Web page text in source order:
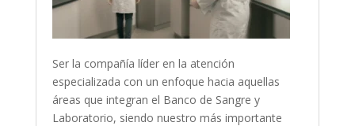
Ser la compañía líder en la atención
especializada con un enfoque hacia aquellas
áreas que integran el Banco de Sangre y
Laboratorio, siendo nuestro más importante